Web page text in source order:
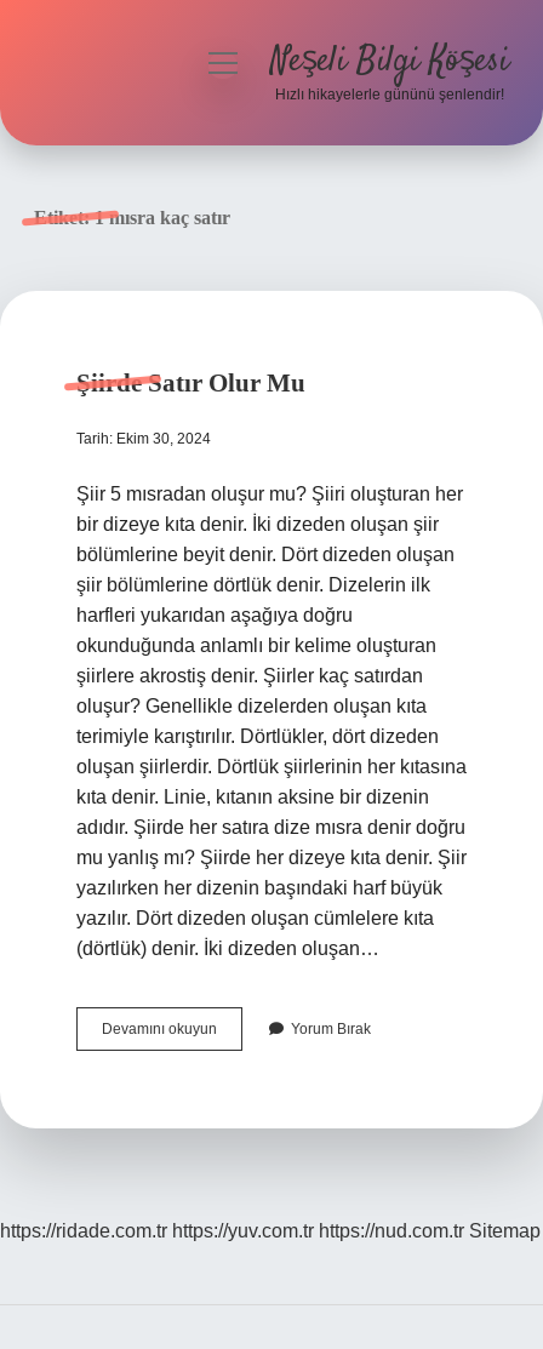
menüyüNeşeli Bilgi Köşesi
Hızlı hikayelerle gününü şenlendir!
Etiket:1 mısra kaç satır
Şiirde Satır Olur Mu
Tarih: Ekim 30, 2024
Şiir 5 mısradan oluşur mu? Şiiri oluşturan her
bir dizeye kıta denir. İki dizeden oluşan şiir
bölümlerine beyit denir. Dört dizeden oluşan
şiir bölümlerine dörtlük denir. Dizelerin ilk
harfleri yukarıdan aşağıya doğru
okunduğunda anlamlı bir kelime oluşturan
şiirlere akrostiş denir. Şiirler kaç satırdan
oluşur? Genellikle dizelerden oluşan kıta
terimiyle karıştırılır. Dörtlükler, dört dizeden
oluşan şiirlerdir. Dörtlük şiirlerinin her kıtasına
kıta denir. Linie, kıtanın aksine bir dizenin
adıdır. Şiirde her satıra dize mısra denir doğru
mu yanlış mı? Şiirde her dizeye kıta denir. Şiir
yazılırken her dizenin başındaki harf büyük
yazılır. Dört dizeden oluşan cümlelere kıta
(dörtlük) denir. İki dizeden oluşan…
Devamını okuyun
Satır
Yorum Bırak
https://ridade.com.tr https://yuv.com.tr https://nud.com.tr Sitemap